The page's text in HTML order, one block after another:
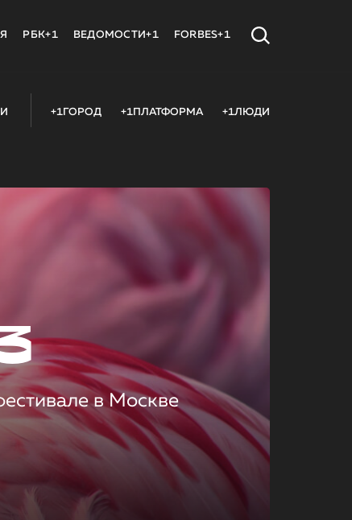
РБК+1 ВЕДОМОСТИ+1 FORBES+1
+1ГОРОД +1ПЛАТФОРМА +1ЛЮДИ
в Москве